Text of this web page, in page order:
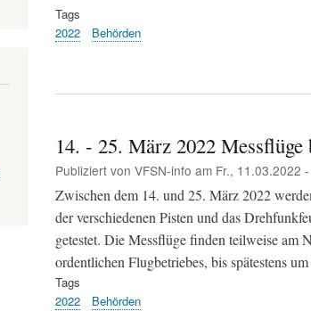
Tags
2022
Behörden
14. - 25. März 2022 Messflüge
Publiziert von VFSN-info am Fr., 11.03.2022
Zwischen dem 14. und 25. März 2022
der verschiedenen Pisten und das
getestet. Die Messflüge finden teilweise am
ordentlichen Flugbetriebes, bis spätestens
Tags
2022
Behörden